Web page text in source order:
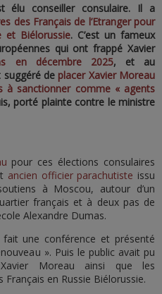
élu conseiller consulaire. Il a
des Français de l’Etranger pour
et Biélorussie. C’est un fameux
qui ont frappé Xavier
en décembre 2025, et au
suggéré de placer Xavier Moreau
à sanctionner comme « agents
porté plainte contre le ministre
pour ces élections consulaires
ancien officier parachutiste issu
à Moscou, autour d’un
français et à deux pas de
Alexandre Dumas.
fait une conférence et présenté
». Puis le public avait pu
Moreau ainsi que les
en Russie Biélorussie.